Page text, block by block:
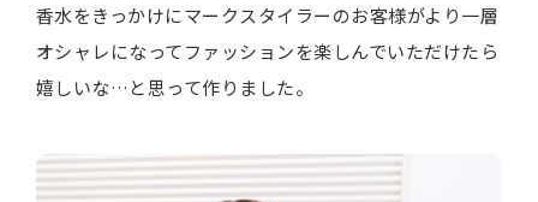
香水をきっかけにマークスタイラーのお客様がより一層
オシャレになってファッションを楽しんでいただけたら
嬉しいな…と思って作りました。